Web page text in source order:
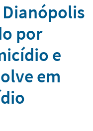
por
e
em